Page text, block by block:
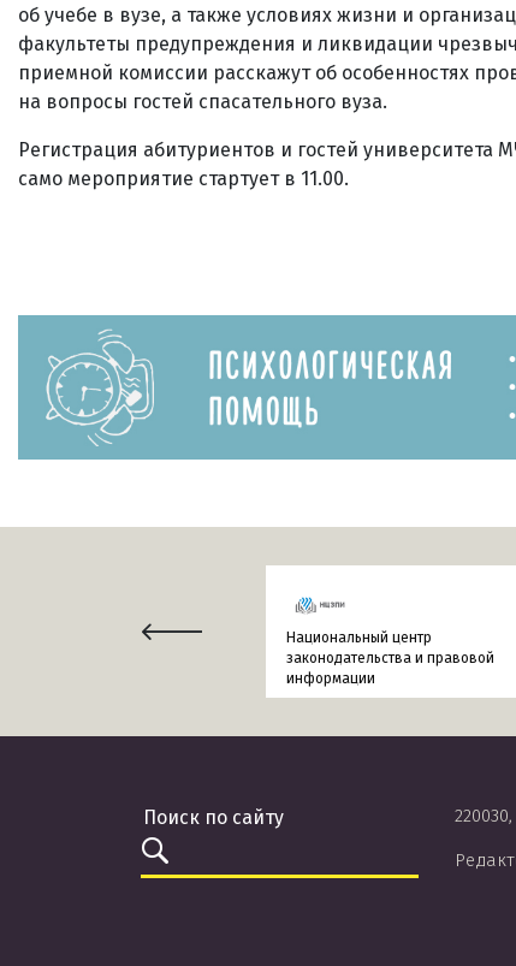
об учебе в вузе, а также условиях жизни и
факультеты предупреждения и ликвидации
приемной комиссии расскажут об особенностях
на вопросы гостей спасательного вуза.
Регистрация абитуриентов и гостей университета
само мероприятие стартует в 11.00.
Национальный центр
законодательства и правовой
информации